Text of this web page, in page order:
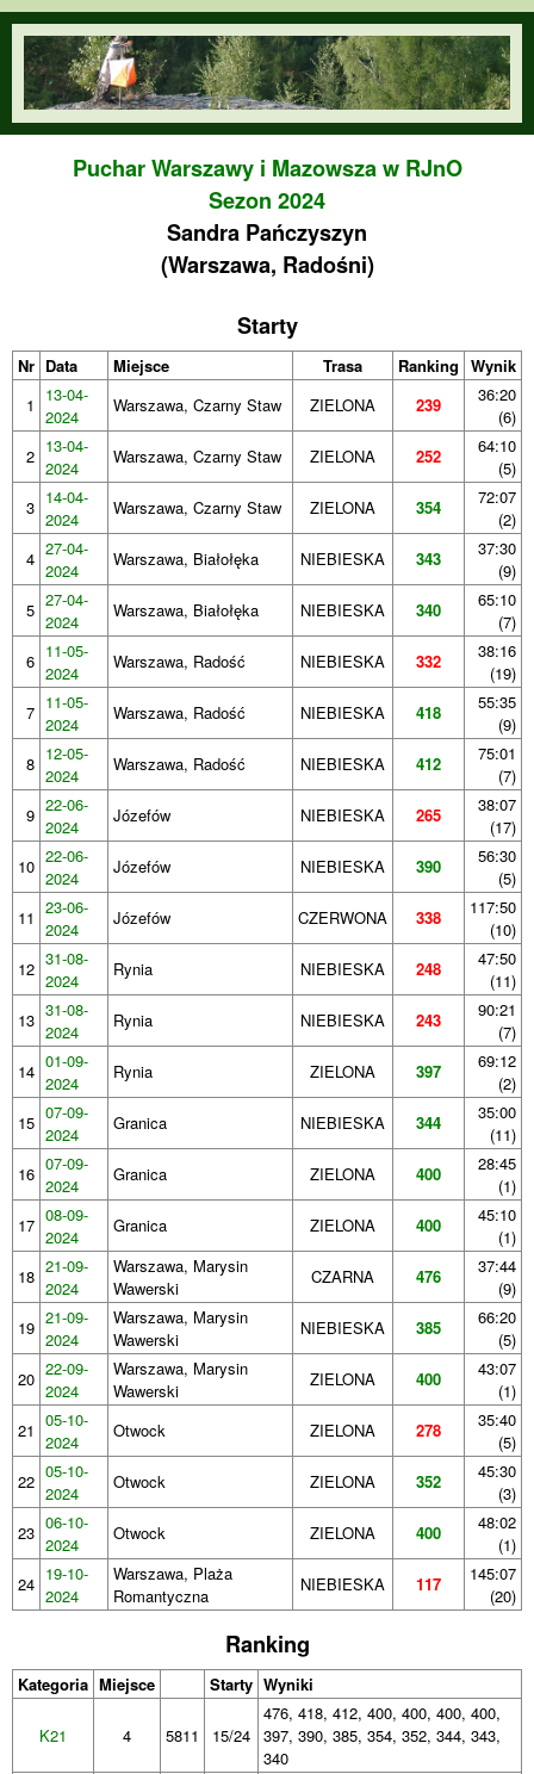
Przejdź do treści
orienteering.waw.pl
Puchar Warszawy i Mazowsza w RJnO
Sezon 2024
Sandra Pańczyszyn
(Warszawa, Radośni)
Starty
Nr Data Miejsce Trasa Ranking Wynik
1
13-04-
2024
Warszawa, Czarny Staw ZIELONA 239
36:20
(6)
2 13-04-
2024
Warszawa, Czarny Staw ZIELONA 252
64:10
(5)
3 14-04-
2024
Warszawa, Czarny Staw ZIELONA 354
72:07
(2)
4 27-04-
2024
Warszawa, Białołęka NIEBIESKA 343
37:30
(9)
5 27-04-
2024
Warszawa, Białołęka NIEBIESKA 340
65:10
(7)
6 11-05-
2024
Warszawa, Radość NIEBIESKA 332
38:16
(19)
7 11-05-
2024
Warszawa, Radość NIEBIESKA 418
55:35
(9)
8 12-05-
2024
Warszawa, Radość NIEBIESKA 412
75:01
(7)
9 22-06-
2024
Józefów NIEBIESKA 265
38:07
(17)
10 22-06-
2024
Józefów NIEBIESKA 390
56:30
(5)
11 23-06-
2024
Józefów CZERWONA 338
117:50
(10)
12 31-08-
2024
Rynia NIEBIESKA 248
47:50
(11)
13 31-08-
2024
Rynia NIEBIESKA 243
90:21
(7)
14 01-09-
2024
Rynia ZIELONA 397
69:12
(2)
15 07-09-
2024
Granica NIEBIESKA 344
35:00
(11)
16 07-09-
2024
Granica ZIELONA 400
28:45
(1)
17 08-09-
2024
Granica ZIELONA 400
45:10
(1)
18 21-09-
2024
Warszawa, Marysin
Wawerski
CZARNA 476
37:44
(9)
19 21-09-
2024
Warszawa, Marysin
Wawerski
NIEBIESKA 385
66:20
(5)
20 22-09-
2024
Warszawa, Marysin
Wawerski
ZIELONA 400
43:07
(1)
21 05-10-
2024
Otwock ZIELONA 278
35:40
(5)
22 05-10-
2024
Otwock ZIELONA 352
45:30
(3)
23 06-10-
2024
Otwock ZIELONA 400
48:02
(1)
24 19-10-
2024
Warszawa, Plaża
Romantyczna
NIEBIESKA 117
145:07
(20)
Ranking
Kategoria Miejsce Starty Wyniki
K21 4 5811 15/24
476, 418, 412, 400, 400, 400, 400,
397, 390, 385, 354, 352, 344, 343,
340